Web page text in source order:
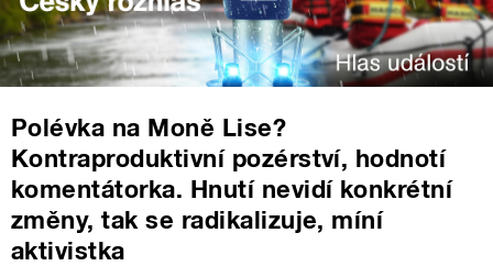
Polévka na Moně Lise?
Kontraproduktivní pozérství, hodnotí
komentátorka. Hnutí nevidí konkrétní
změny, tak se radikalizuje, míní
aktivistka